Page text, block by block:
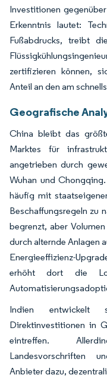
Investitionen
Erkenntnis lautet:
Fußabdrucks, treibt
zertifizieren können,
Anteil an den am
Geografische
China bleibt das
Marktes für
angetrieben durch
Wuhan und
häufig mit
Beschaffungsregeln zu
begrenzt, aber
durch alternde Anlagen
Energieeffizienz-
erhöht dort die
Indien entwickelt
Direktinvestitionen in
eintreffen.
Landesvorschriften
Anbieter dazu,